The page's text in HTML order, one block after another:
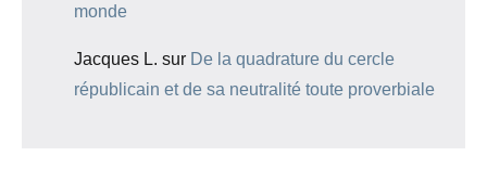
monde
Jacques L. sur De la quadrature du cercle
républicain et de sa neutralité toute proverbiale